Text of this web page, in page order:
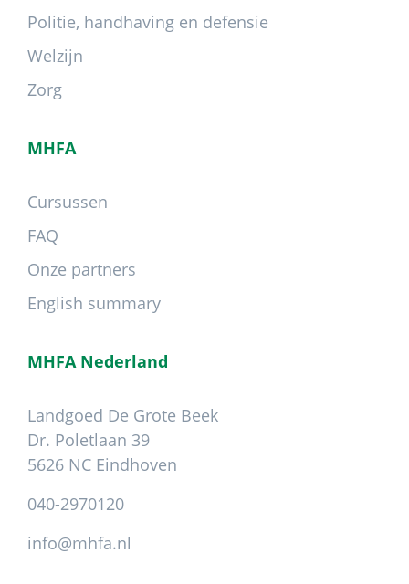
Politie, handhaving en defensie
Welzijn
Zorg
MHFA
Cursussen
FAQ
Onze partners
English summary
MHFA Nederland
Landgoed De Grote Beek
Dr. Poletlaan 39
5626 NC Eindhoven
040-2970120
info@mhfa.nl